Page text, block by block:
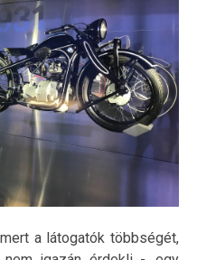
a látogatók többségét,